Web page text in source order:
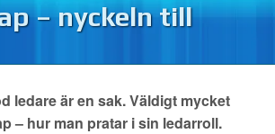
– nyckeln till
ledare är en sak. Väldigt mycket
– hur man pratar i sin ledarroll.